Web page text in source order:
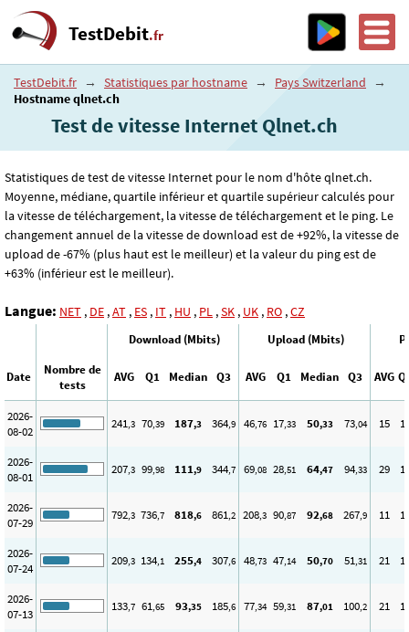
TestDebit.fr
TestDebit.fr → Statistiques par hostname → Pays Switzerland
→
Hostname qlnet.ch
Test de vitesse Internet Qlnet.ch
Statistiques de test de vitesse Internet pour le nom d'hôte qlnet.ch.
Moyenne, médiane, quartile inférieur et quartile supérieur calculés pour
la vitesse de téléchargement, la vitesse de téléchargement et le ping. Le
changement annuel de la vitesse de download est de +92%, la vitesse de
upload de -67% (plus haut est le meilleur) et la valeur du ping est de
+63% (inférieur est le meilleur).
Langue: NET , DE ,AT , ES , IT , HU , PL ,SK , UK , RO ,CZ
Download (Mbits) Upload (Mbits)
Date
Nombre de
tests
AVG Q1 Median Q3 AVG Q1 Median Q3 AVG
2026-
08-02
241,3 70,39 187,3 364,9 46,76 17,33 50,33 73,04 15
2026-
08-01
207,3 99,98 111,9 344,7 69,08 28,51 64,47 94,33 29
2026-
07-29
792,3 736,7 818,6 861,2 208,3 90,87 92,68 267,9 11
2026-
07-24
209,3 134,1 255,4 307,6 48,73 47,14 50,70 51,31 21
2026-
07-13
133,7 61,65 93,35 185,6 77,34 59,31 87,01 100,2 21